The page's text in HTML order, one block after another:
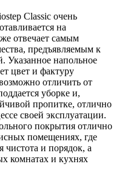
Classic очень
на
отвечает самым
предъявляемым к
напольное
цвет и фактуру
отличить от
уборке и,
пропитке, отлично
своей эксплуатации.
покрытия отлично
помещениях, где
чистота и порядок, а
комнатах и кухнях